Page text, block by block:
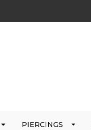
PIERCINGS